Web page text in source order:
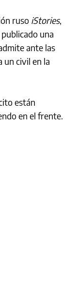
ruso iStories,
una
ante las
un civil en la
están
en el frente.